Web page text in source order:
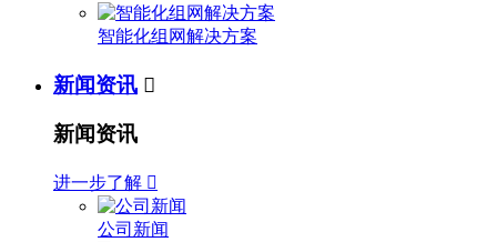
智能化组网解决方案
新闻资讯 
新闻资讯
进一步了解 
公司新闻